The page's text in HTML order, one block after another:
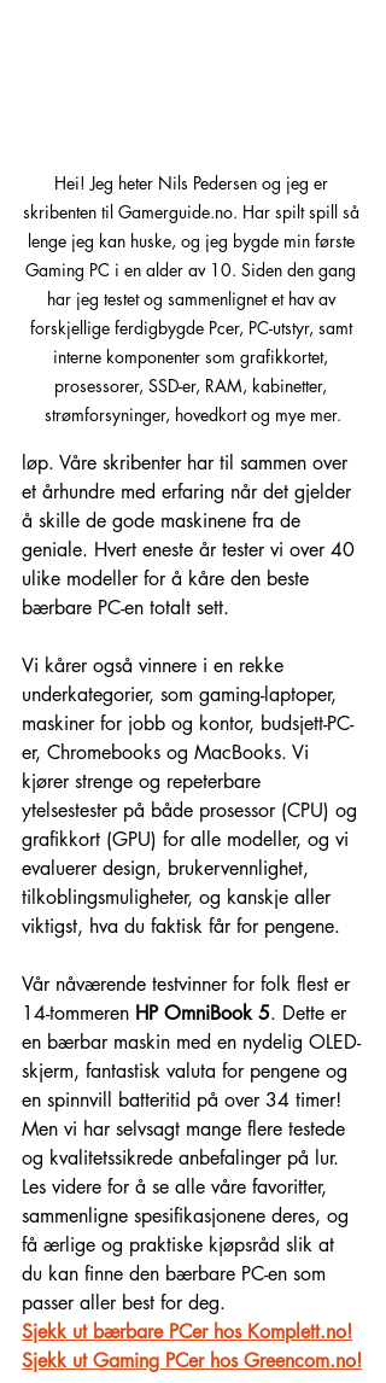
Hei! Jeg heter Nils Pedersen og jeg er
skribenten til Gamerguide.no. Har spilt spill så
lenge jeg kan huske, og jeg bygde min første
Gaming PC i en alder av 10. Siden den gang
har jeg testet og sammenlignet et hav av
forskjellige ferdigbygde Pcer, PC-utstyr, samt
interne komponenter som grafikkortet,
prosessorer, SSD-er, RAM, kabinetter,
strømforsyninger, hovedkort og mye mer.
løp. Våre skribenter har til sammen over
et århundre med erfaring når det gjelder
å skille de gode maskinene fra de
geniale. Hvert eneste år tester vi over 40
ulike modeller for å kåre den beste
bærbare PC-en totalt sett.
Vi kårer også vinnere i en rekke
underkategorier, som gaming-laptoper,
maskiner for jobb og kontor, budsjett-PC-
er, Chromebooks og MacBooks. Vi
kjører strenge og repeterbare
ytelsestester på både prosessor (CPU) og
grafikkort (GPU) for alle modeller, og vi
evaluerer design, brukervennlighet,
tilkoblingsmuligheter, og kanskje aller
viktigst, hva du faktisk får for pengene.
Vår nåværende testvinner for folk flest er
14-tommeren HP OmniBook 5. Dette er
en bærbar maskin med en nydelig OLED-
skjerm, fantastisk valuta for pengene og
en spinnvill batteritid på over 34 timer!
Men vi har selvsagt mange flere testede
og kvalitetssikrede anbefalinger på lur.
Les videre for å se alle våre favoritter,
sammenligne spesifikasjonene deres, og
få ærlige og praktiske kjøpsråd slik at
du kan finne den bærbare PC-en som
passer aller best for deg.
Sjekk ut bærbare PCer hos Komplett.no!
Sjekk ut Gaming PCer hos Greencom.no!